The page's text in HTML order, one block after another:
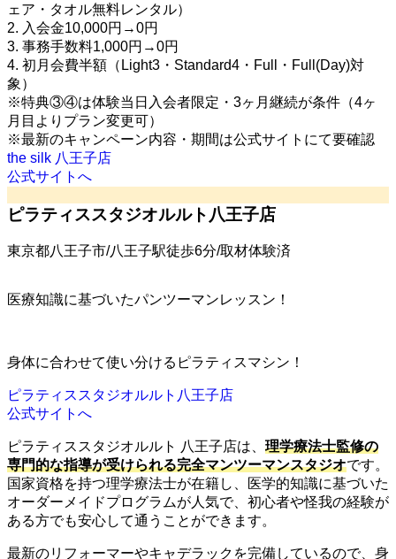
ェア・タオル無料レンタル）
2. 入会金10,000円→0円
3. 事務手数料1,000円→0円
4. 初月会費半額（Light3・Standard4・Full・Full(Day)対
象）
※特典③④は体験当日入会者限定・3ヶ月継続が条件（4ヶ
月目よりプラン変更可）
※最新のキャンペーン内容・期間は公式サイトにて要確認
the silk 八王子店
公式サイトへ
ピラティススタジオルルト八王子店
東京都八王子市/八王子駅徒歩6分/取材体験済
医療知識に基づいたパンツーマンレッスン！
身体に合わせて使い分けるピラティスマシン！
ピラティススタジオルルト八王子店
公式サイトへ
ピラティススタジオルルト 八王子店は、 理学療法士監修の
専門的な指導が受けられる完全マンツーマンスタジオです。
国家資格を持つ理学療法士が在籍し、医学的知識に基づいた
オーダーメイドプログラムが人気で、初心者や怪我の経験が
ある方でも安心して通うことができます。
最新のリフォーマーやキャデラックを完備しているので、身